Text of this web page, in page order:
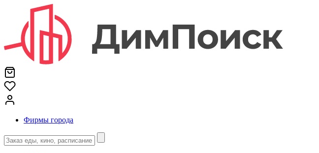
Фирмы города